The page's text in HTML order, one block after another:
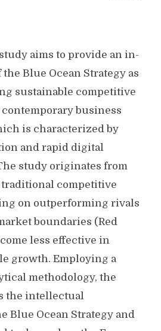
aims to provide an in-
Blue Ocean Strategy as
sustainable competitive
business
is characterized by
and rapid digital
study originates from
competitive
on outperforming rivals
boundaries (Red
less effective in
growth. Employing a
methodology, the
the intellectual
Blue Ocean Strategy and